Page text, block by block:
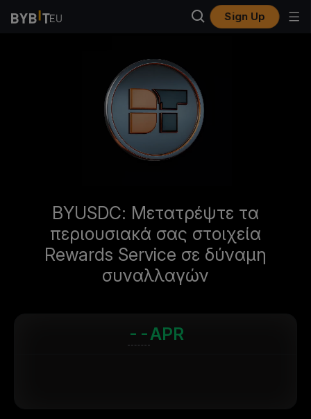
Sign Up
BYUSDC: Μετατρέψτε τα
περιουσιακά σας στοιχεία
Rewards Service σε δύναμη
συναλλαγών
--APR